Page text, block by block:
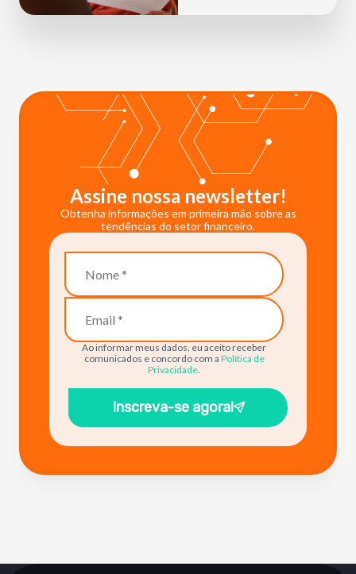
Assine nossa newsletter!
Obtenha informações em primeira mão sobre as
tendências do setor financeiro.
Ao informar meus dados, eu aceito receber
comunicados e concordo com a Política de
Privacidade.
Inscreva-se agora!